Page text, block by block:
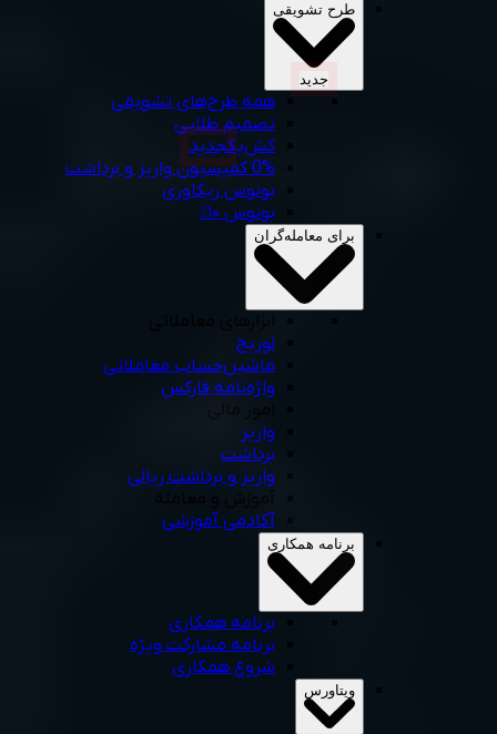
طرح‌ تشویقی
جديد
همه‌ طرح‌های‌ تشویقی
تصمیم طلایی
کش‌بکجديد
0% کمیسیون واریز و برداشت
بونوس ریکاوری
بونوس ۱۰٪
برای معامله‌گران
لوریج
ماشین‌حساب‌ معاملاتی
واژه‌نامه فارکس
واریز
برداشت
واریز و برداشت ریالی
آکادمی آموزشی
برنامه همکاری
برنامه همکاری
برنامه مشارکت ویژه
شروع همکاری
ویتاورس